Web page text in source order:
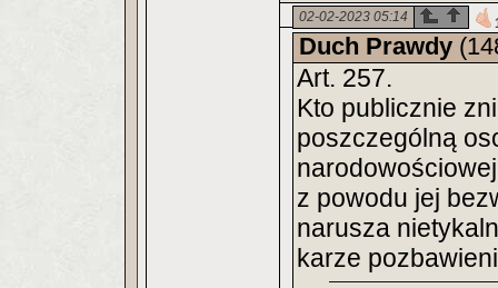
02-02-2023 05:14
Duch Prawdy
Art. 257.
Kto publicznie
poszczególną
z powodu jej
narusza
karze